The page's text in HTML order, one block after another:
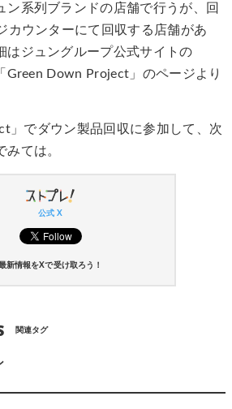
ン系列ブランドの店舗で行うが、回
カウンターにて回収する店舗があ
はジュングループ公式サイトの
Green Down Project」のページより
」でダウン製品回収に参加して、次
ては。
公式 X
新情報をXで受け取ろう！
関連タグ